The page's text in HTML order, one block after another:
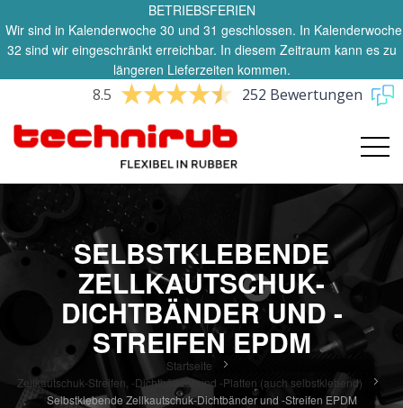
BETRIEBSFERIEN
Wir sind in Kalenderwoche 30 und 31 geschlossen. In Kalenderwoche
32 sind wir eingeschränkt erreichbar. In diesem Zeitraum kann es zu
längeren Lieferzeiten kommen.
8.5 252 Bewertungen
SELBSTKLEBENDE
ZELLKAUTSCHUK-
DICHTBÄNDER UND -
STREIFEN EPDM
Startseite
Zellkautschuk-Streifen, -Dichtbänder und -Platten (auch selbstklebend)
Selbstklebende Zellkautschuk-Dichtbänder und -Streifen EPDM